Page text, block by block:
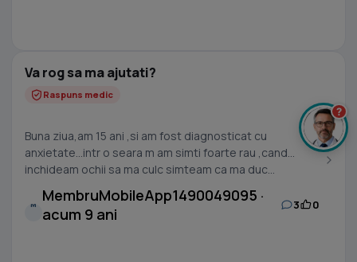
Va rog sa ma ajutati?
Raspuns medic
Buna ziua,am 15 ani ,si am fost diagnosticat cu
anxietate...intr o seara m am simti foarte rau ,cand
inchideam ochii sa ma culc simteam ca ma duc...
M
MembruMobileApp1490049095 ·
acum 9 ani
3 0
?